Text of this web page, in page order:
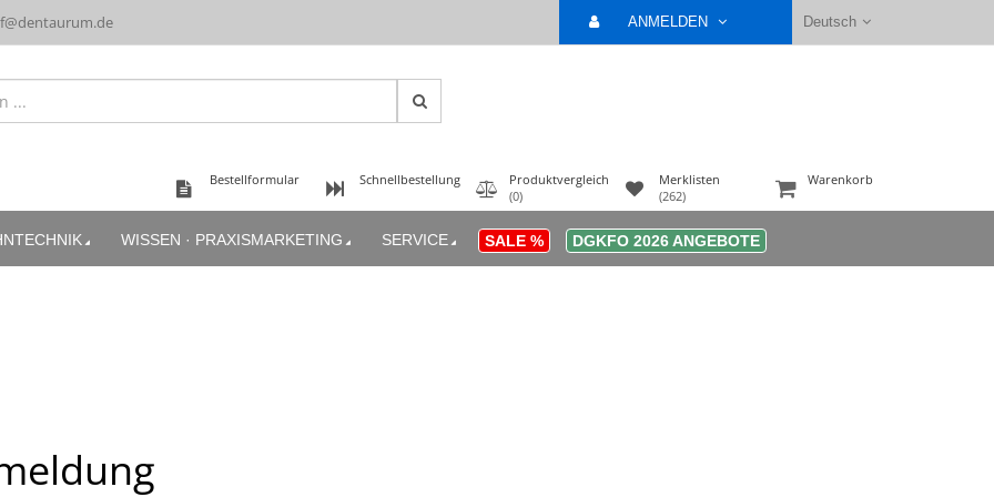
Deutsch
ANMELDEN
Warenkorb
Merklisten
(262)
Produktvergleich
(0)
Schnellbestellung
Bestellformular
WISSEN · PRAXISMARKETING SERVICE SALE % DGKFO 2026 ANGEBOTE